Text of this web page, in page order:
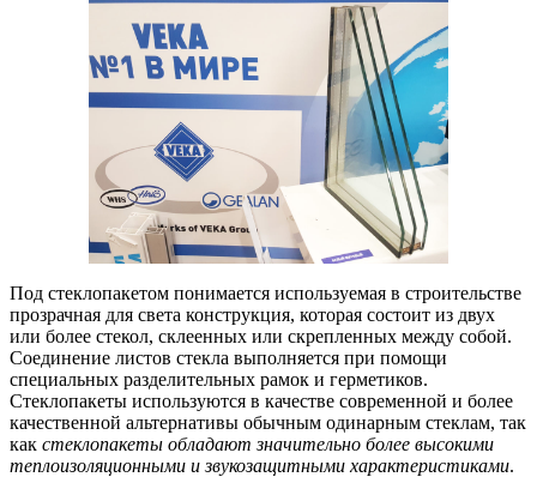
Под стеклопакетом понимается используемая в строительстве
прозрачная для света конструкция, которая состоит из двух
или более стекол, склеенных или скрепленных между собой.
Соединение листов стекла выполняется при помощи
специальных разделительных рамок и герметиков.
Стеклопакеты используются в качестве современной и более
качественной альтернативы обычным одинарным стеклам, так
как стеклопакеты обладают значительно более высокими
теплоизоляционными и звукозащитными характеристиками.